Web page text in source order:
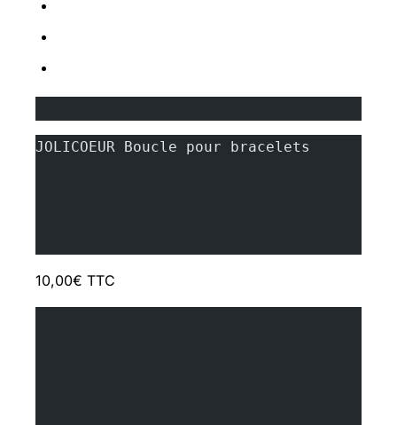
JOLICOEUR Boucle pour bracelets
10,00€ TTC